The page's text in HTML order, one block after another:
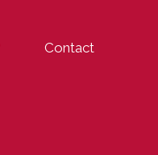
Contact